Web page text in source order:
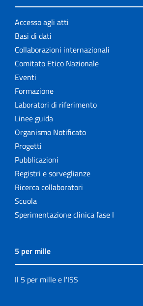
Accesso agli atti
Basi di dati
Collaborazioni internazionali
Comitato Etico Nazionale
Eventi
Formazione
Laboratori di riferimento
Linee guida
Organismo Notificato
Progetti
Pubblicazioni
Registri e sorveglianze
Ricerca collaboratori
Scuola
Sperimentazione clinica fase I
5 per mille
Il 5 per mille e l'ISS